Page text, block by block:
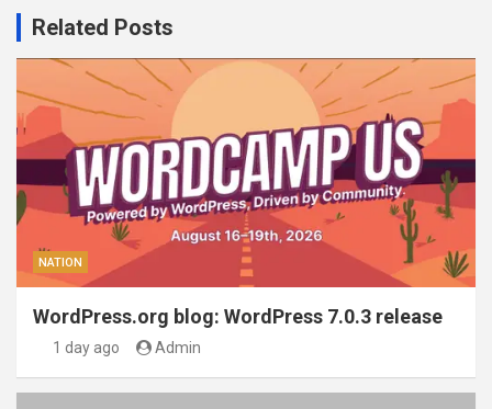
Related Posts
NATION
WordPress.org blog: WordPress 7.0.3 release
1 day ago Admin